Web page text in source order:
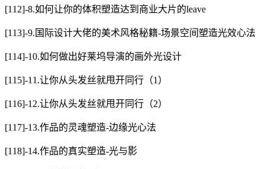
[112]-8.如何让你的体积塑造达到商业大片的leave
[113]-9.国际设计大佬的美术风格秘籍-场景空间塑造光效心法
[114]-10.如何做出好莱坞导演的画外光设计
[115]-11.让你从头发丝就甩开同行（1）
[116]-12.让你从头发丝就甩开同行（2）
[117]-13.作品的灵魂塑造-边缘光心法
[118]-14.作品的真实塑造-光与影